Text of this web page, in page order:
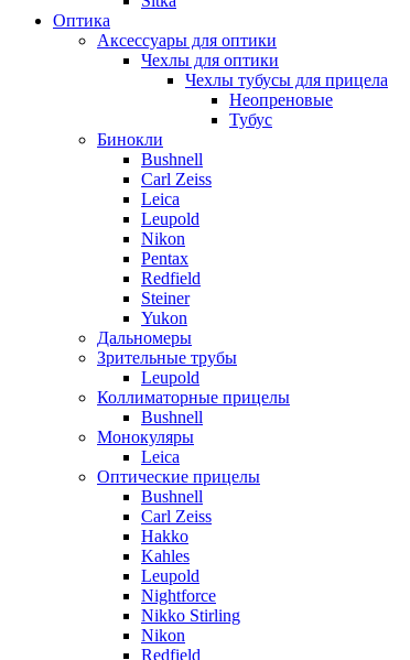
Оптика
Аксессуары для оптики
Чехлы для оптики
Чехлы тубусы для прицела
Неопреновые
Тубус
Бинокли
Bushnell
Carl Zeiss
Leica
Leupold
Nikon
Pentax
Redfield
Steiner
Yukon
Дальномеры
Зрительные трубы
Leupold
Коллиматорные прицелы
Bushnell
Монокуляры
Leica
Оптические прицелы
Bushnell
Carl Zeiss
Hakko
Kahles
Leupold
Nightforce
Nikko Stirling
Nikon
Redfield